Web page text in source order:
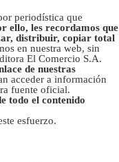
periodística que
ello, les recordamos que
distribuir, copiar total
en nuestra web, sin
El Comercio S.A.
de nuestras
acceder a información
fuente oficial.
todo el contenido
esfuerzo.